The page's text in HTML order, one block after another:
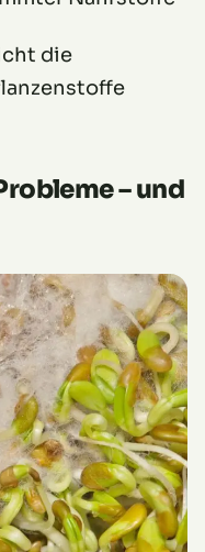
die
– und